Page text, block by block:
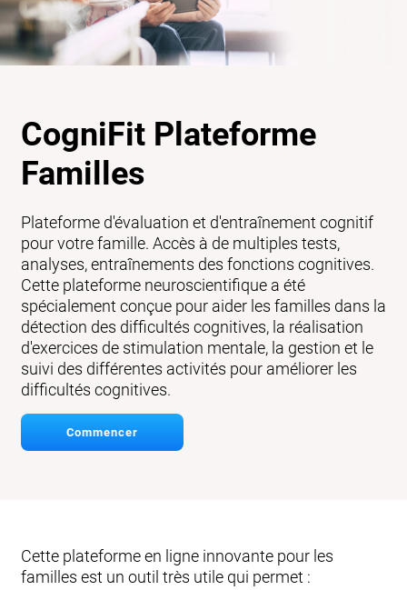
CogniFit Plateforme
Familles
Plateforme d'évaluation et d'entraînement cognitif
pour votre famille. Accès à de multiples tests,
analyses, entraînements des fonctions cognitives.
Cette plateforme neuroscientifique a été
spécialement conçue pour aider les familles dans la
détection des difficultés cognitives, la réalisation
d'exercices de stimulation mentale, la gestion et le
suivi des différentes activités pour améliorer les
difficultés cognitives.
Commencer
Cette plateforme en ligne innovante pour les
familles est un outil très utile qui permet :